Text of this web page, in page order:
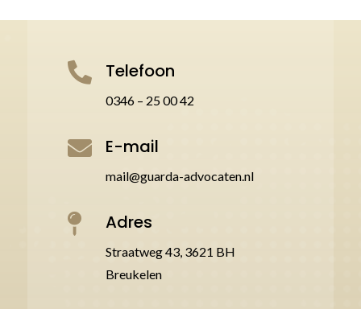
 Telefoon
0346 – 25 00 42
 E-mail
mail@guarda-advocaten.nl
 Adres
Straatweg 43, 3621 BH
Breukelen